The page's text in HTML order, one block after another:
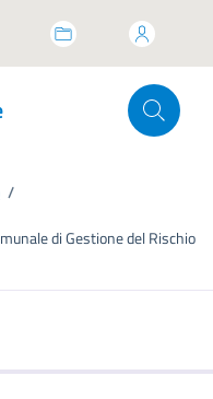
/
di Gestione del Rischio